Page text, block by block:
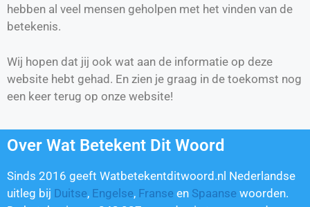
hebben al veel mensen geholpen met het vinden van de
betekenis.
Wij hopen dat jij ook wat aan de informatie op deze
website hebt gehad. En zien je graag in de toekomst nog
een keer terug op onze website!
Over Wat Betekent Dit Woord
Sinds 2016 geeft Watbetekentditwoord.nl Nederlandse
uitleg bij Duitse, Engelse, Franse en Spaanse woorden.